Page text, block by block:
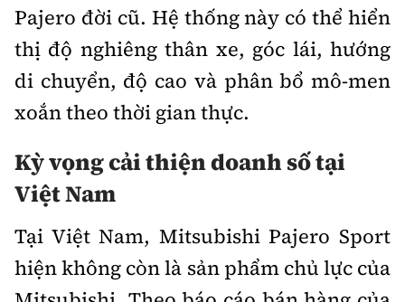
Pajero đời cũ. Hệ thống này có thể hiển
thị độ nghiêng thân xe, góc lái, hướng
di chuyển, độ cao và phân bổ mô-men
xoắn theo thời gian thực.
Kỳ vọng cải thiện doanh số tại
Việt Nam
Tại Việt Nam, Mitsubishi Pajero Sport
hiện không còn là sản phẩm chủ lực của